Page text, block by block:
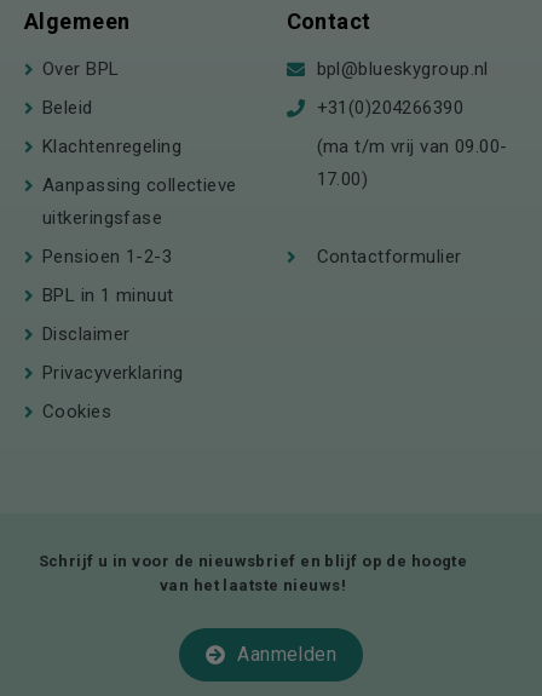
Algemeen
Over BPL
Beleid
Klachtenregeling
Aanpassing collectieve
uitkeringsfase
Pensioen 1-2-3
BPL in 1 minuut
Disclaimer
Privacyverklaring
Cookies
Contact
bpl@blueskygroup.nl
+31(0)204266390
(ma t/m vrij van 09.00-
17.00)
Contactformulier
Schrijf u in voor de nieuwsbrief en blijf op de hoogte
van het laatste nieuws!
Aanmelden